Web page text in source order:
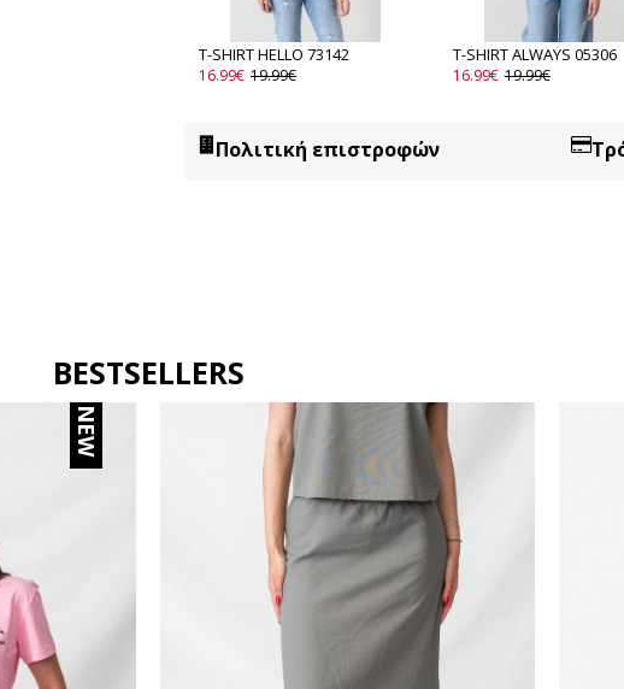
Πολιτική επιστροφών
T-SHIRT HELLO 73142
16.99€ 19.99€
T-SHIRT ALWAYS 05306
16.99€ 19.99€
BESTSELLERS
NEW